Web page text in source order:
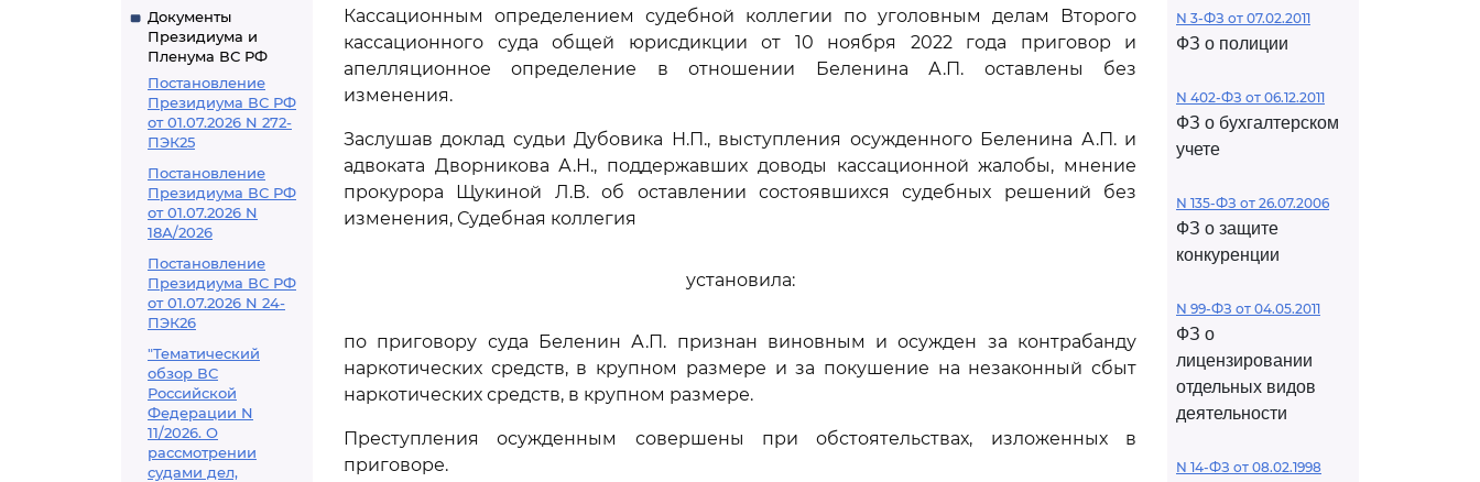
Документы
Президиума и
Пленума ВС РФ
Постановление
Президиума ВС РФ
от 01.07.2026 N 272-
ПЭК25
Постановление
Президиума ВС РФ
от 01.07.2026 N
18А/2026
Постановление
Президиума ВС РФ
от 01.07.2026 N 24-
ПЭК26
"Тематический
обзор ВС
Российской
Федерации N
11/2026. О
рассмотрении
судами дел,
Кассационным определением судебной коллегии по уголовным делам Второго
кассационного суда общей юрисдикции от 10 ноября 2022 года приговор и
апелляционное определение в отношении Беленина А.П. оставлены без
изменения.
Заслушав доклад судьи Дубовика Н.П., выступления осужденного Беленина А.П. и
адвоката Дворникова А.Н., поддержавших доводы кассационной жалобы, мнение
прокурора Щукиной Л.В. об оставлении состоявшихся судебных решений без
изменения, Судебная коллегия
установила:
по приговору суда Беленин А.П. признан виновным и осужден за контрабанду
наркотических средств, в крупном размере и за покушение на незаконный сбыт
наркотических средств, в крупном размере.
Преступления осужденным совершены при обстоятельствах, изложенных в
приговоре.
N 3-ФЗ от 07.02.2011
ФЗ о полиции
N 402-ФЗ от 06.12.2011
ФЗ о бухгалтерском
учете
N 135-ФЗ от 26.07.2006
ФЗ о защите
конкуренции
N 99-ФЗ от 04.05.2011
ФЗ о
лицензировании
отдельных видов
деятельности
N 14-ФЗ от 08.02.1998